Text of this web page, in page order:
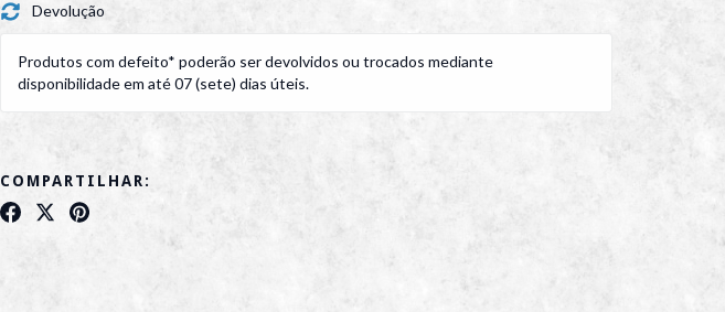
Devolução
Produtos com defeito* poderão ser devolvidos ou trocados mediante
disponibilidade em até 07 (sete) dias úteis.
COMPARTILHAR: